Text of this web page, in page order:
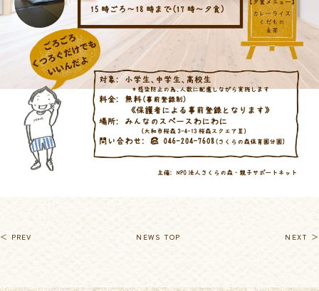
＜ PREV NEWS TOP NEXT ＞